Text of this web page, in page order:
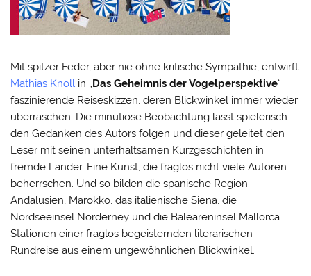
Mit spitzer Feder, aber nie ohne kritische Sympathie, entwirft
Mathias Knoll in „Das Geheimnis der Vogelperspektive“
faszinierende Reiseskizzen, deren Blickwinkel immer wieder
überraschen. Die minutiöse Beobachtung lässt spielerisch
den Gedanken des Autors folgen und dieser geleitet den
Leser mit seinen unterhaltsamen Kurzgeschichten in
fremde Länder. Eine Kunst, die fraglos nicht viele Autoren
beherrschen. Und so bilden die spanische Region
Andalusien, Marokko, das italienische Siena, die
Nordseeinsel Norderney und die Baleareninsel Mallorca
Stationen einer fraglos begeisternden literarischen
Rundreise aus einem ungewöhnlichen Blickwinkel.